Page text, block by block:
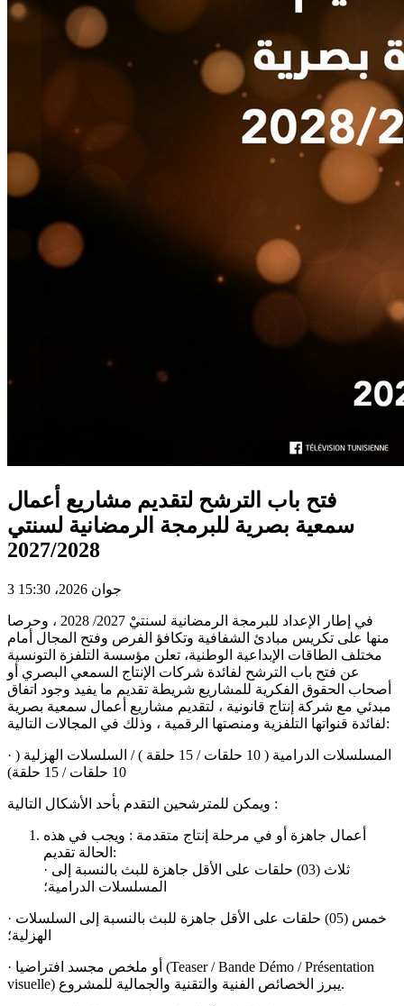
فتح باب الترشح لتقديم مشاريع أعمال
سمعية بصرية للبرمجة الرمضانية لسنتي
2027/2028
3 جوان 2026، 15:30
في إطار الإعداد للبرمجة الرمضانية لسنتيْ 2027/ 2028 ، وحرصا
منها على تكريس مبادئ الشفافية وتكافؤ الفرص وفتح المجال أمام
مختلف الطاقات الإبداعية الوطنية، تعلن مؤسسة التلفزة التونسية
عن فتح باب الترشح لفائدة شركات الإنتاج السمعي البصري أو
أصحاب الحقوق الفكرية للمشاريع شريطة تقديم ما يفيد وجود اتفاق
مبدئي مع شركة إنتاج قانونية ، لتقديم مشاريع أعمال سمعية بصرية
لفائدة قنواتها التلفزية ومنصتها الرقمية ، وذلك في المجالات التالية:
· المسلسلات الدرامية ( 10 حلقات / 15 حلقة ) / السلسلات الهزلية (
10 حلقات / 15 حلقة)
ويمكن للمترشحين التقدم بأحد الأشكال التالية :
أعمال جاهزة أو في مرحلة إنتاج متقدمة : ويجب في هذه
الحالة تقديم:
· ثلاث (03) حلقات على الأقل جاهزة للبث بالنسبة إلى
المسلسلات الدرامية؛
· خمس (05) حلقات على الأقل جاهزة للبث بالنسبة إلى السلسلات
الهزلية؛
· أو ملخص مجسد افتراضيا (Teaser / Bande Démo / Présentation
visuelle) يبرز الخصائص الفنية والتقنية والجمالية للمشروع.